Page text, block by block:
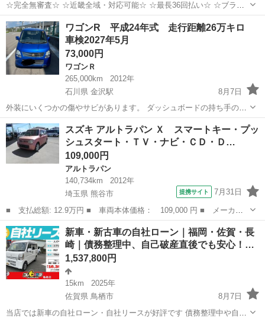
☆完全無審査☆ ☆近畿全域・対応可能☆ ☆最長36回払い☆ ☆ブラッ
クOK☆ ☆保証人・保証会社不要☆ ☆頭金・初期費用不要☆ ☆在籍確
認不要☆ ☆収入証明書不要☆ ●車両情報● 車種：...
大阪 寝屋川市 寝屋川市駅 その他 車両
ワゴンR 平成24年式 走行距離26万キロ
車検2027年5月
73,000円
ワゴンＲ
265,000km
2012年
石川県 金沢駅
8月7日
外装にいくつかの傷やサビがあります。 ダッシュボードの持ち手の部
分が取れています。 走行は問題なくできます。 TV ワンセグ フル
セグ ナビ CD再生DVD再生 HDD （KENWOOD製） 名義変更を終え
てからの受け渡し...
石川 金沢市 金沢駅 ワゴンＲ
スズキ アルトラパン Ｘ スマートキー・プッ
シュスタート・ＴＶ・ナビ・ＣＤ・Ｄ…
109,000円
アルトラパン
140,734km
2012年
埼玉県 熊谷市
提携サイト 7月31日
■ 支払総額: 12.9万円 ■ 車両本体価格： 109,000 円 ■ メーカー
名： スズキ ■ 車種名： アルトラパン ■ グレード名： Ｘ ス
マートキー・プッシュスタート・ＴＶ・ナビ・ＣＤ・ＤＶＤ・Ｂｌｕ
ｅｔｏｏｔｈ...
埼玉 熊谷市 アルトラパン
新車・新古車の自社ローン｜福岡・佐賀・長
崎｜債務整理中、自己破産直後でも安心！…
1,537,800円
15km
2025年
佐賀県 鳥栖市
8月7日
当店では新車の自社ローン・自社リースが好評です 債務整理中や自己